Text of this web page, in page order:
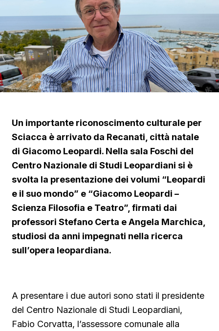
Un importante riconoscimento culturale per
Sciacca è arrivato da Recanati, città natale
di Giacomo Leopardi. Nella sala Foschi del
Centro Nazionale di Studi Leopardiani si è
svolta la presentazione dei volumi “Leopardi
e il suo mondo” e “Giacomo Leopardi –
Scienza Filosofia e Teatro”, firmati dai
professori Stefano Certa e Angela Marchica,
studiosi da anni impegnati nella ricerca
sull’opera leopardiana.
A presentare i due autori sono stati il presidente
del Centro Nazionale di Studi Leopardiani,
Fabio Corvatta, l’assessore comunale alla